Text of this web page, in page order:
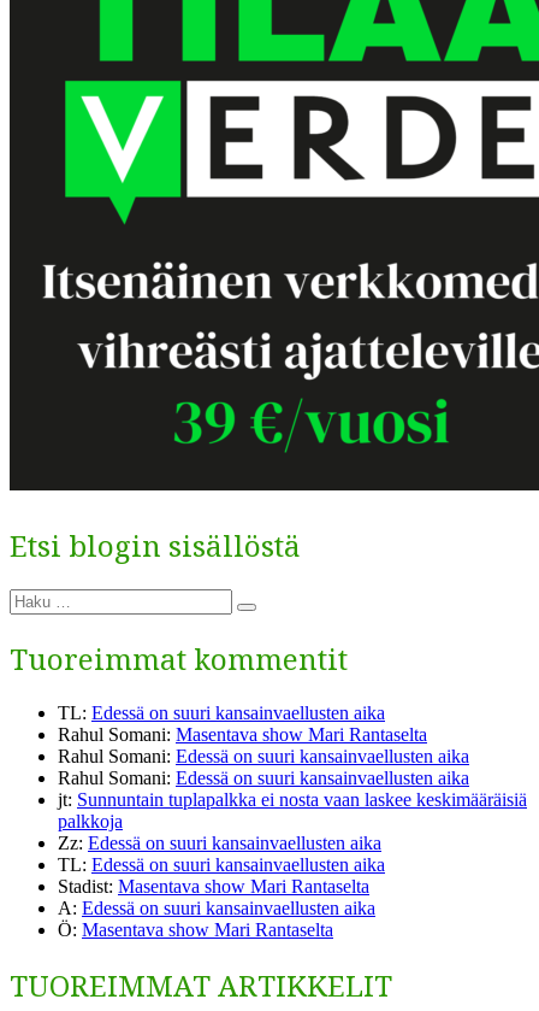
Etsi blogin sisällöstä
Etsi:
Haku
Tuoreimmat kommentit
TL: Edessä on suuri kansainvaellusten aika
Rahul Somani: Masentava show Mari Rantaselta
Rahul Somani: Edessä on suuri kansainvaellusten aika
Rahul Somani: Edessä on suuri kansainvaellusten aika
jt: Sunnuntain tuplapalkka ei nosta vaan laskee keskimääräisiä
palkkoja
Zz: Edessä on suuri kansainvaellusten aika
TL: Edessä on suuri kansainvaellusten aika
Stadist: Masentava show Mari Rantaselta
A: Edessä on suuri kansainvaellusten aika
Ö: Masentava show Mari Rantaselta
TUOREIMMAT ARTIKKELIT